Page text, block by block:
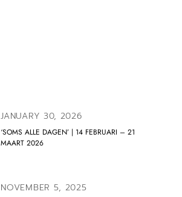
JANUARY 30, 2026
‘SOMS ALLE DAGEN’ | 14 FEBRUARI – 21
MAART 2026
NOVEMBER 5, 2025